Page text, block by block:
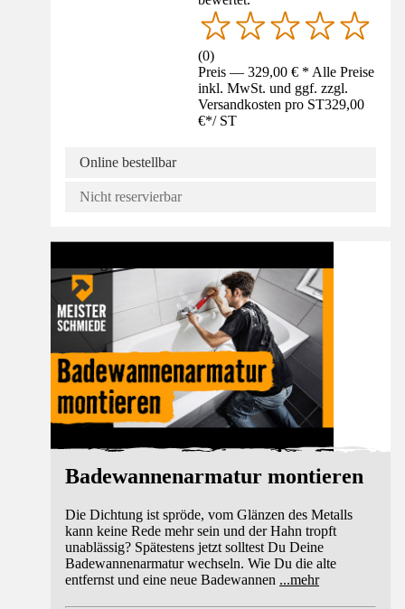
(0)
Preis — 329,00 € * Alle Preise
inkl. MwSt. und ggf. zzgl.
Versandkosten pro ST329,00
€*/ ST
Online bestellbar
Nicht reservierbar
Badewannenarmatur montieren
Die Dichtung ist spröde, vom Glänzen des Metalls
kann keine Rede mehr sein und der Hahn tropft
unablässig? Spätestens jetzt solltest Du Deine
Badewannenarmatur wechseln. Wie Du die alte
entfernst und eine neue Badewannen ...mehr